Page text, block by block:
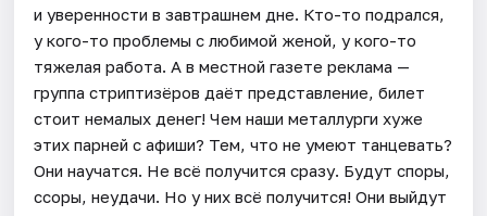
и уверенности в завтрашнем дне. Кто-то подрался,
у кого-то проблемы с любимой женой, у кого-то
тяжелая работа. А в местной газете реклама —
группа стриптизёров даёт представление, билет
стоит немалых денег! Чем наши металлурги хуже
этих парней с афиши? Тем, что не умеют танцевать?
Они научатся. Не всё получится сразу. Будут споры,
ссоры, неудачи. Но у них всё получится! Они выйдут